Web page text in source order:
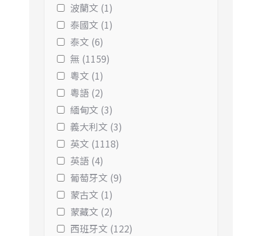
波蘭文 (1)
泰國文 (1)
泰文 (6)
無 (1159)
粵文 (1)
粵語 (2)
緬甸文 (3)
義大利文 (3)
英文 (1118)
英語 (4)
葡萄牙文 (9)
蒙古文 (1)
蒙藏文 (2)
西班牙文 (122)